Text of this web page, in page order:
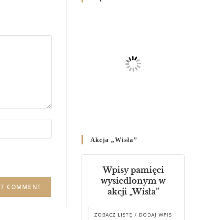
Родин
Справ Молоді та встановленя
складу Катихитичної Комісії
днях 2-12 липня 2024 р.”
Декрет єпископів
Перемисько-Варшавської
Митрополії стосовно
звершування Божественної
літургії
Akcja „Wisła”
Wpisy pamięci
wysiedlonym w
akcji „Wisła”
ZOBACZ LISTĘ / DODAJ WPIS